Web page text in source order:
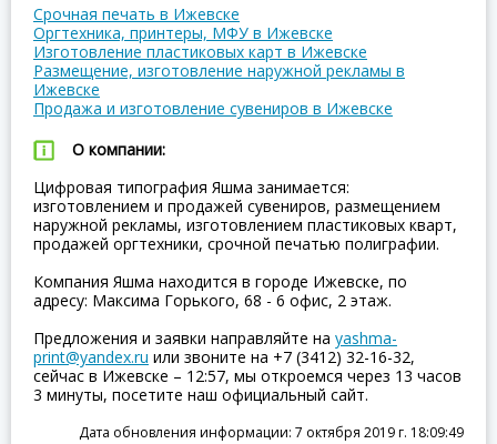
Срочная печать в Ижевске
Оргтехника, принтеры, МФУ в Ижевске
Изготовление пластиковых карт в Ижевске
Размещение, изготовление наружной рекламы в
Ижевске
Продажа и изготовление сувениров в Ижевске
О компании:
Цифровая типография Яшма занимается:
изготовлением и продажей сувениров, размещением
наружной рекламы, изготовлением пластиковых кварт,
продажей оргтехники, срочной печатью полиграфии.
Компания Яшма находится в городе Ижевске, по
адресу: Максима Горького, 68 - 6 офис, 2 этаж.
Предложения и заявки направляйте на yashma-
print@yandex.ru или звоните на +7 (3412) 32-16-32,
сейчас в Ижевске – 12:57, мы откроемся через 13 часов
3 минуты, посетите наш официальный сайт.
Дата обновления информации: 7 октября 2019 г. 18:09:49